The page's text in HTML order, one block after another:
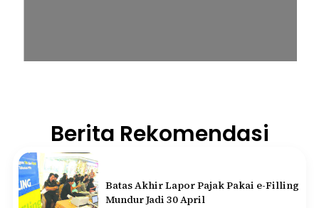
Berita Rekomendasi
Batas Akhir Lapor Pajak Pakai e-Filling
Mundur Jadi 30 April